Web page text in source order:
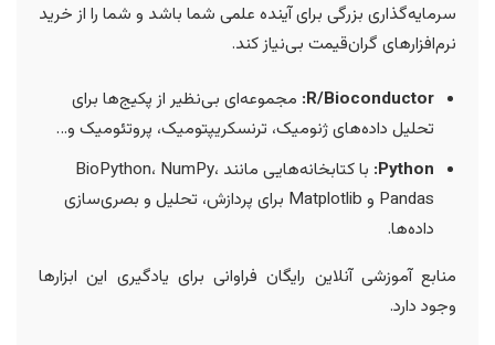
سرمایه‌گذاری بزرگی برای آینده علمی شما باشد و شما را از خرید
نرم‌افزارهای گران‌قیمت بی‌نیاز کند.
R/Bioconductor: مجموعه‌ای بی‌نظیر از پکیج‌ها برای
تحلیل داده‌های ژنومیک، ترنسکریپتومیک، پروتئومیک و…
Python:
با کتابخانه‌هایی مانند BioPython، NumPy،
Pandas و Matplotlib برای پردازش، تحلیل و بصری‌سازی
داده‌ها.
منابع آموزشی آنلاین رایگان فراوانی برای یادگیری این ابزارها
وجود دارد.